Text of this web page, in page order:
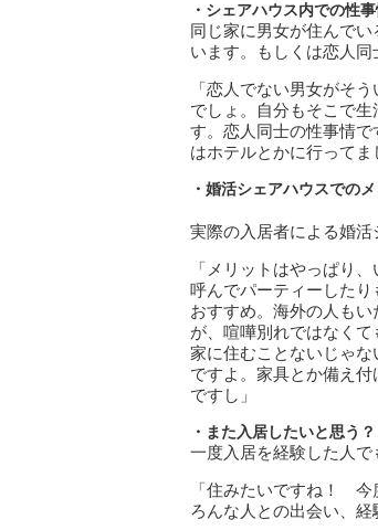
・シェアハウス内での性
同じ家に男女が住んで
います。もしくは恋人同
「恋人でない男女がそ
でしょ。自分もそこで
す。恋人同士の性事情
はホテルとかに行ってま
・婚活シェアハウスでの
実際の入居者による婚活
「メリットはやっぱり
呼んでパーティーした
おすすめ。海外の人も
が、喧嘩別れではなく
家に住むことないじゃ
ですよ。家具とか備え
ですし」
・また入居したいと思う？
一度入居を経験した人で
「住みたいですね！ 今
ろんな人との出会い、経